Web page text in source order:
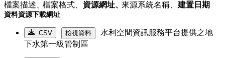
檔案描述、檔案格式、 資源網址、來源系統名稱、 建置日期
資料資源下載網址
CSV 檢視資料
水利空間資訊服務平台提供之地
下水第一級管制區